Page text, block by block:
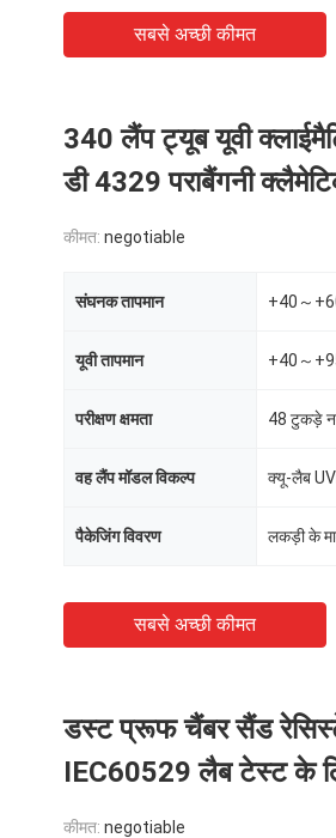
सबसे अच्छी कीमत
340 लैंप ट्यूब यूवी
डी 4329 पराबैंगनी
कीमत: negotiable
संघनक तापमान +40～
यूवी तापमान +40～
परीक्षण क्षमता 48 टुकड़े
वह लैंप मॉडल विकल्प क्यू-लैब
पैकेजिंग विवरण लकड़ी के
सबसे अच्छी कीमत
डस्ट प्रूफ चैंबर सैंड
IEC60529 लैब टेस्ट के
कीमत: negotiable